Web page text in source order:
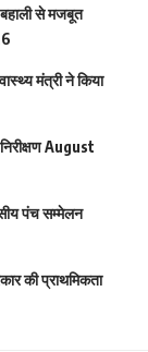
से मजबूत
मंत्री ने किया
August
पंच सम्मेलन
की प्राथमिकता